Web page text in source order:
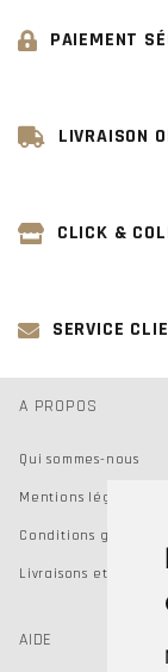
PAIEMENT
LIVRAISON
CLICK &
SERVICE
A PROPOS
Qui sommes-nous
Mentions légales
Conditions
Livraisons et Retours
AIDE